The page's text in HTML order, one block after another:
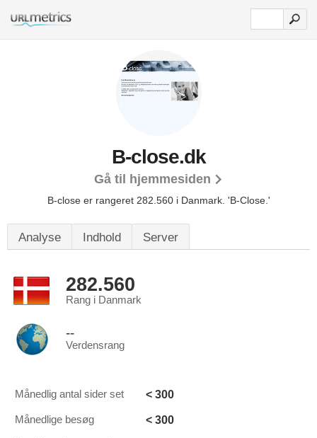
B-close.dk
Gå til hjemmesiden
B-close er rangeret 282.560 i Danmark. 'B-Close.'
Analyse Indhold Server
282.560
Rang i Danmark
--
Verdensrang
Månedlig antal sider set < 300
Månedlige besøg < 300